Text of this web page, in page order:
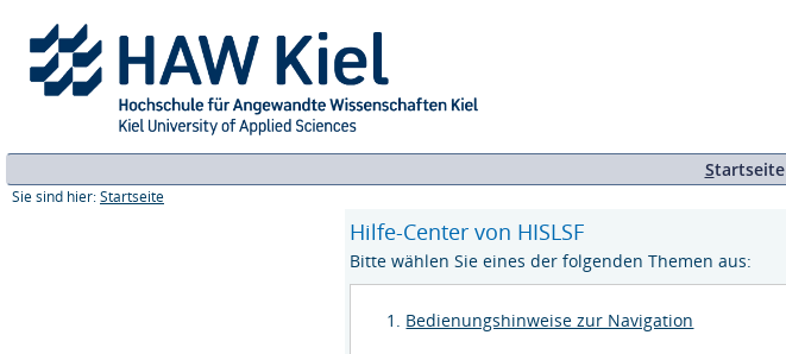
Startseite
Sie sind hier: Startseite
Hilfe-Center von HISLSF
Bitte wählen Sie eines der folgenden Themen aus:
Bedienungshinweise zur Navigation